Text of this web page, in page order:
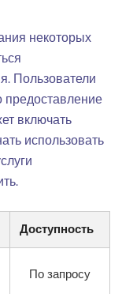
некоторых
Пользователи
предоставление
включать
использовать
Доступность
По запросу